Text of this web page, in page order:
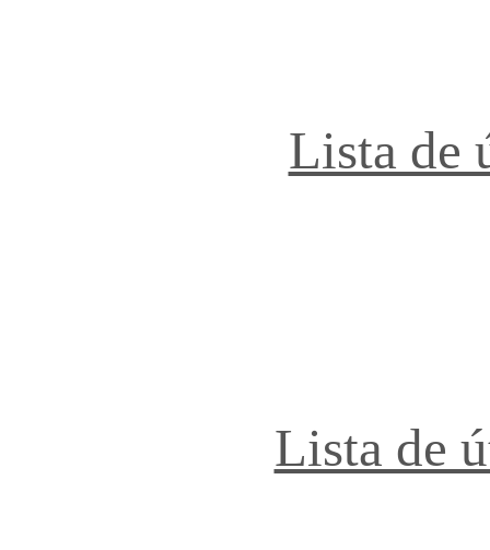
Lista de
Lista de